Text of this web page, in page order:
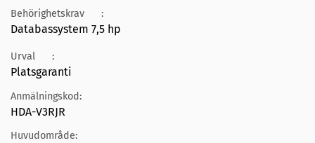
Behörighetskrav :
Databassystem 7,5 hp
Urval :
Platsgaranti
Anmälningskod:
HDA-V3RJR
Huvudområde: